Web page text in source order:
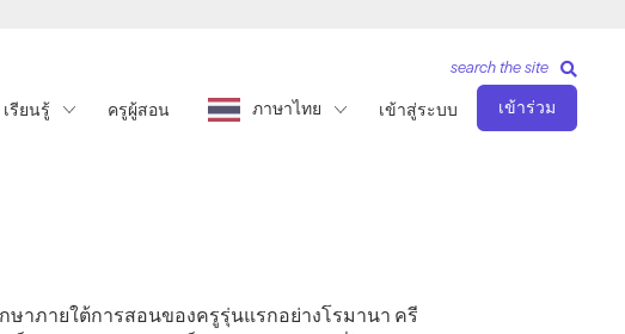
เรียนรู้ ครูผู้สอน ภาษาไทย เข้าสู่ระบบ เข้าร่วม
search the site
ภายใต้การสอนของครูรุ่นแรกอย่างโรมานา ครีซานอฟสกา, เคธี แกรนท์,
ษาภายใต้การสอนของครูรุ่นแรกอย่างโรมานา ครี